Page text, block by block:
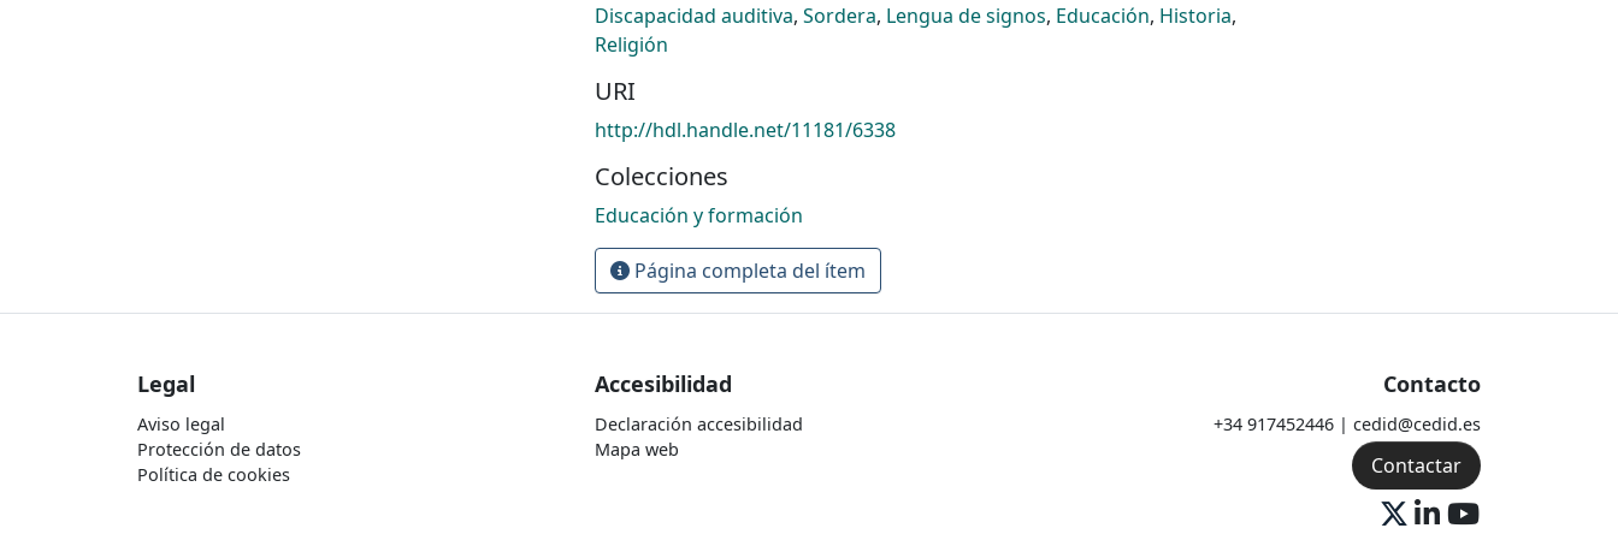
Discapacidad auditiva, Sordera, Lengua de signos, Educación, Historia,
Religión
URI
http://hdl.handle.net/11181/6338
Colecciones
Educación y formación
Página completa del ítem
Legal
Aviso legal
Protección de datos
Política de cookies
Accesibilidad
Declaración accesibilidad
Mapa web
Contacto
+34 917452446 | cedid@cedid.es
Contactar